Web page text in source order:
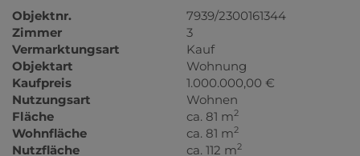
Objektnr.
7939/2300161344
Zimmer
3
Vermarktungsart
Kauf
Objektart
Wohnung
Kaufpreis
1.000.000,00 €
Nutzungsart
Wohnen
Fläche
ca. 81 m2
Wohnfläche ca. 81 m2
Nutzfläche ca. 112 m2